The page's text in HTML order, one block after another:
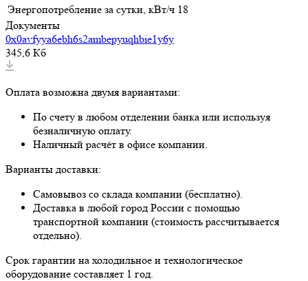
Энергопотребление за сутки, кВт/ч 18
Документы
0x0avfyya6ebh6s2ambepyuqhbie1y6y
345,6 Кб
Оплата возможна двумя вариантами:
По счету в любом отделении банка или используя
безналичную оплату.
Наличный расчёт в офисе компании.
Варианты доставки:
Самовывоз со склада компании (бесплатно).
Доставка в любой город России с помощью
транспортной компании (стоимость рассчитывается
отдельно).
Срок гарантии на холодильное и технологическое
оборудование составляет 1 год.